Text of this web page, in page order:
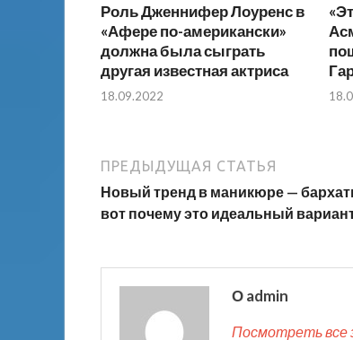
Роль Дженнифер Лоуренс в
«Афере по-американски»
должна была сыграть
другая известная актриса
18.09.2022
ПРЕДЫДУЩАЯ СТАТЬЯ
Новый тренд в маникюре —
вот почему это идеальный
О admin
Посмотреть все